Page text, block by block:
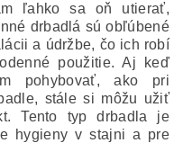
ľahko sa oň utierať,
drbadlá sú obľúbené
a údržbe, čo ich robí
použitie. Aj keď
pohybovať, ako pri
stále si môžu užiť
Tento typ drbadla je
hygieny v stajni a pre